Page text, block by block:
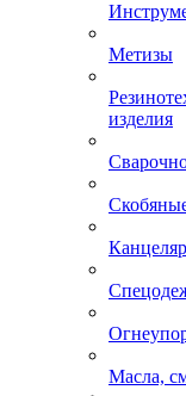
Метизы
изделия
Масла,